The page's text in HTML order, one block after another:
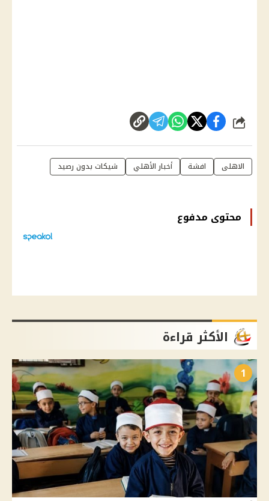
شارك
الاهلى افشة أخبار الأهلي شيكات بدون رصيد
محتوى مدفوع
الأكثر قراءة
1